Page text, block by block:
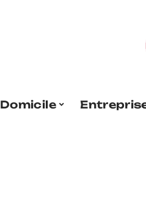
Domicile